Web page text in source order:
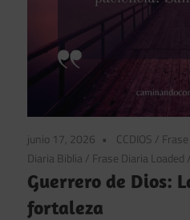
junio 17, 2026 CCDIOS /
Diaria Biblia / Frase Diaria Loaded /
Guerrero de Dios:
fortaleza